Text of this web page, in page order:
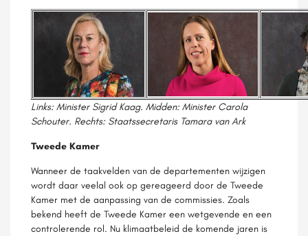
Links: Minister Sigrid Kaag. Midden: Minister Carola
Schouter. Rechts: Staatssecretaris Tamara van Ark
Tweede Kamer
Wanneer de taakvelden van de departementen wijzigen
wordt daar veelal ook op gereageerd door de Tweede
Kamer met de aanpassing van de commissies. Zoals
bekend heeft de Tweede Kamer een wetgevende en een
controlerende rol. Nu klimaatbeleid de komende jaren is